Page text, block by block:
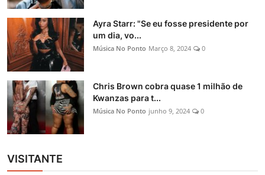
Ayra Starr: "Se eu fosse presidente por
um dia, vo...
Música No Ponto Março 8, 2024 0
Chris Brown cobra quase 1 milhão de
Kwanzas para t...
Música No Ponto junho 9, 2024 0
VISITANTE